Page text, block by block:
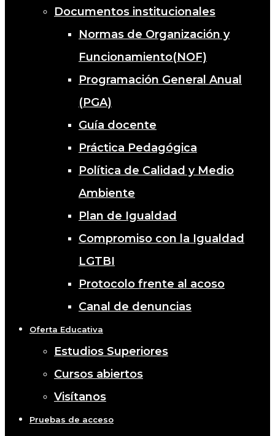
Documentos institucionales
Normas de Organización y
Funcionamiento(NOF)
Programación General Anual
(PGA)
Guía docente
Práctica Pedagógica
Política de Calidad y Medio
Ambiente
Plan de Igualdad
Compromiso con la Igualdad
LGTBI
Protocolo frente al acoso
Canal de denuncias
Oferta Educativa
Estudios Superiores
Cursos abiertos
Visítanos
Pruebas de acceso